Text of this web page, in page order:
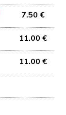
7.50 €
11.00 €
11.00 €